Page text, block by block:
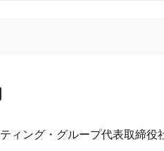
ィング・グループ代表取締役